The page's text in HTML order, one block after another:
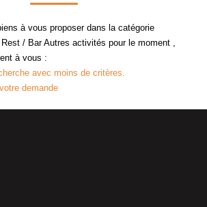
NOTRE AGENCE
CONTACT
à vous proposer dans la catégorie
/ Bar Autres activités pour le moment ,
à vous :
avec moins de critères.
demande